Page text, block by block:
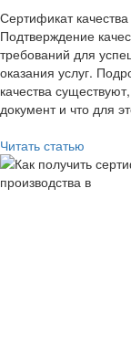
Сертификат
Подтверждение
требований для
оказания услуг.
качества
документ и что для
Читать статью